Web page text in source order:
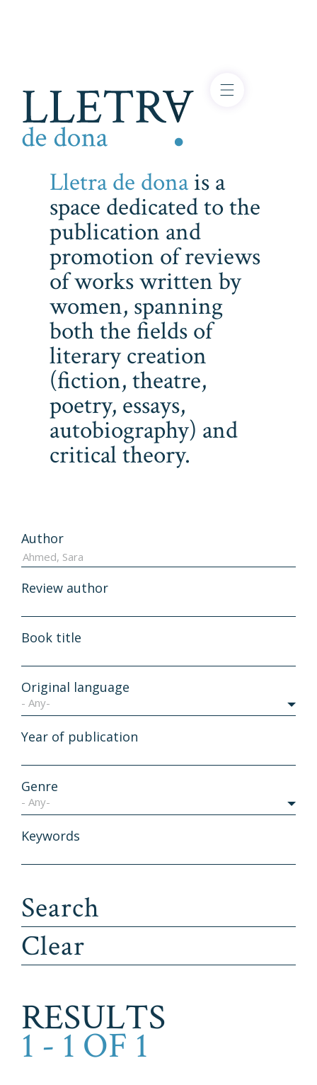
Lletra de donais a
space dedicated to the
publication and
promotion of reviews
of works written by
women, spanning
both the fields of
literary creation
(fiction, theatre,
poetry, essays,
autobiography) and
critical theory.
Author
Review author
Book title
Original language
- Any-
Year of publication
Genre
- Any-
Keywords
RESULTS
1 - 1 OF 1